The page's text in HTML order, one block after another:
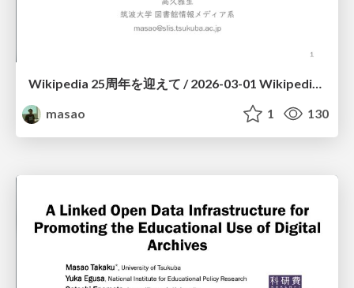
Wikipedia 25周年を迎えて / 2026-03-01 Wikipedia 25-talk
masao
1 130